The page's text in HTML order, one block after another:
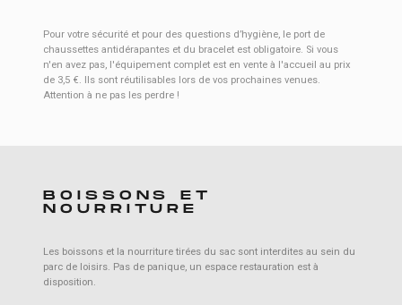
Pour votre sécurité et pour des questions d’hygiène, le port de
chaussettes antidérapantes et du bracelet est obligatoire. Si vous
n'en avez pas, l'équipement complet est en vente à l'accueil au prix
de 3,5 €. Ils sont réutilisables lors de vos prochaines venues.
Attention à ne pas les perdre !
BOISSONS ET
NOURRITURE
Les boissons et la nourriture tirées du sac sont interdites au sein du
parc de loisirs. Pas de panique, un espace restauration est à
disposition.